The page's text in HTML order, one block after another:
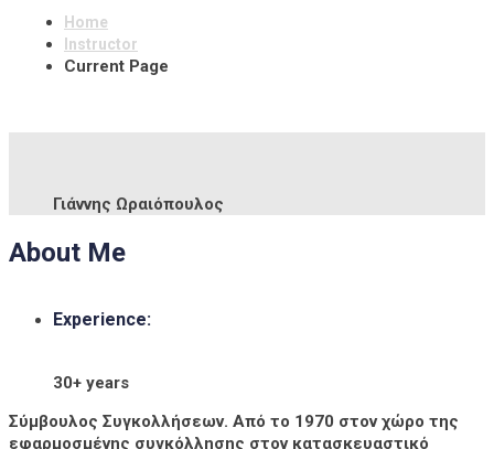
Home
Instructor
Current Page
Γιάννης Ωραιόπουλος
About Me
Experience:
30+ years
Σύμβουλος Συγκολλήσεων. Από το 1970 στον χώρο της
εφαρμοσμένης συγκόλλησης στον κατασκευαστικό